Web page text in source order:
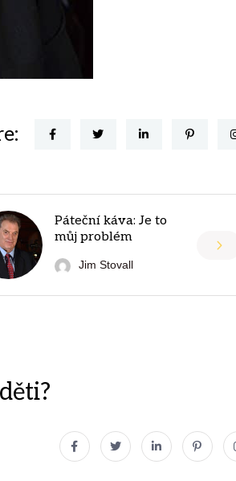
Páteční káva: Je to
můj problém
Jim Stovall